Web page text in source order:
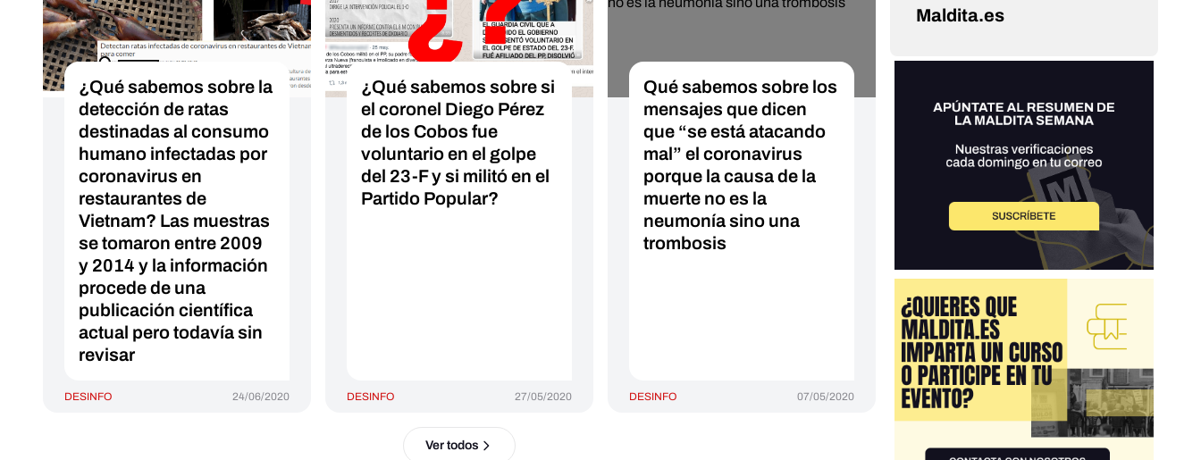
¿Qué sabemos sobre la
detección de ratas
destinadas al consumo
humano infectadas por
coronavirus en
restaurantes de
Vietnam? Las muestras
se tomaron entre 2009
y 2014 y la información
procede de una
publicación científica
actual pero todavía sin
revisar
DESINFO 24/06/2020
¿Qué sabemos sobre si
el coronel Diego Pérez
de los Cobos fue
voluntario en el golpe
del 23-F y si militó en el
Partido Popular?
DESINFO 27/05/2020
Qué sabemos sobre los
mensajes que dicen
que “se está atacando
mal” el coronavirus
porque la causa de la
muerte no es la
neumonía sino una
trombosis
DESINFO 07/05/2020
Ver todos
Maldita.es